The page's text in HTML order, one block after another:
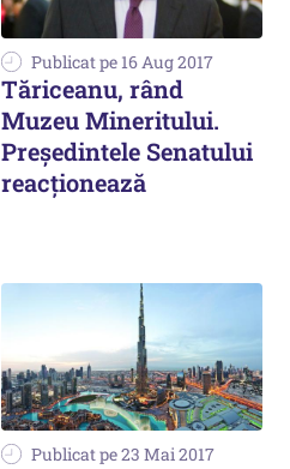
Publicat pe 16 Aug 2017
Tăriceanu, rând
Muzeu Mineritului.
Președintele Senatului
reacționează
Publicat pe 23 Mai 2017